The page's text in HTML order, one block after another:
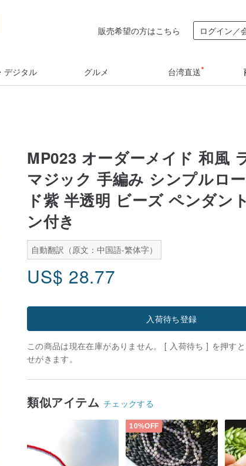
販売希望の方はこちら ログイン／
デジタル グルメ 台湾直送
MP023 オーダーメイド 和風
マジック 手編み シンプルロ
ド紫 半透明 ビーズ ペンダン
ン付き
自動翻訳（原文：中国語-繁体字）
US$ 28.77
入荷待ち登録
この商品は現在在庫がありません。 [ 入荷待ち ] を押す
せがきます。
類似アイテム チェックする
10%OFF